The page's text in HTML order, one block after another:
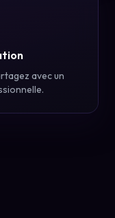
avec un